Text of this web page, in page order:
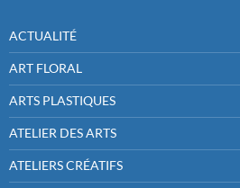
ACTUALITÉ
ART FLORAL
ARTS PLASTIQUES
ATELIER DES ARTS
ATELIERS CRÉATIFS